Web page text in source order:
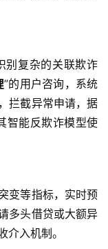
别复杂的关联欺诈
”的用户咨询，系统
拦截异常申请，据
智能反欺诈模型使
变等指标，实时预
多头借贷或大额异
入机制。